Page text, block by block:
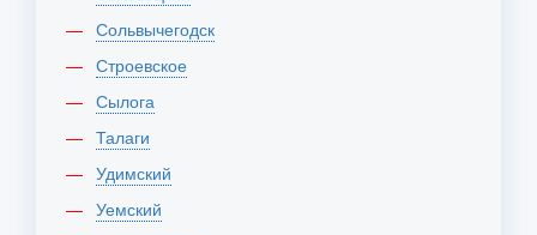
Сольвычегодск
Строевское
Сылога
Талаги
Удимский
Уемский